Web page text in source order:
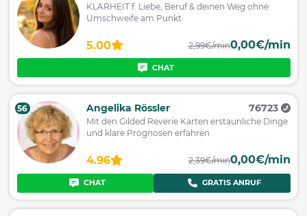
KLARHEIT f. Liebe, Beruf & deinen Weg ohne
Umschweife am Punkt
5.00 2,99€/min0,00€/min
CHAT
56 Angelika Rössler 76723
Mit den Gilded Reverie Karten erstaunliche Dinge
und klare Prognosen erfahren
4.96 2,39€/min0,00€/min
CHAT GRATIS ANRUF